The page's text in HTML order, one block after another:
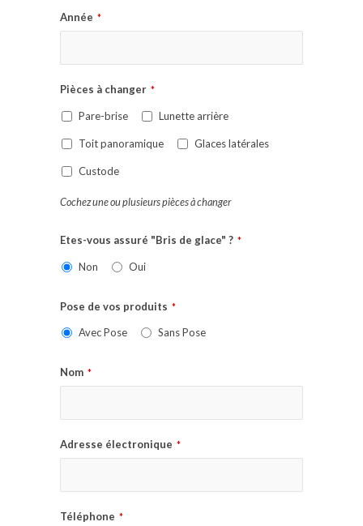
Année *
Pièces à changer *
Pare-brise Lunette arrière
Toit panoramique Glaces latérales
Custode
Cochez une ou plusieurs pièces à changer
Etes-vous assuré "Bris de glace" ? *
Non Oui
Pose de vos produits *
Avec Pose Sans Pose
Nom *
Adresse électronique *
Téléphone *